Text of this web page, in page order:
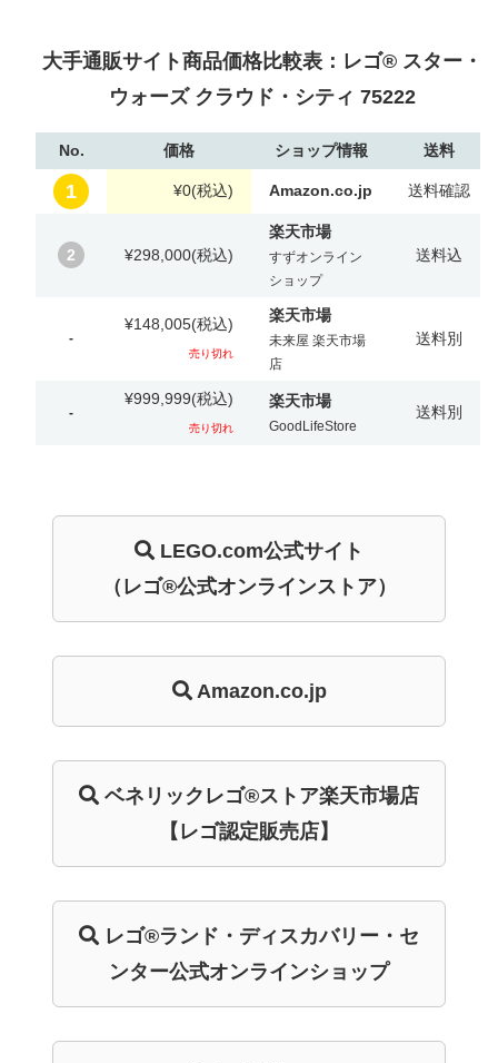
大手通販サイト商品価格比較表：レゴ® スター・
ウォーズ クラウド・シティ 75222
No. 価格 ショップ情報 送料
1 ¥0(税込) Amazon.co.jp 送料確認
2 ¥298,000(税込)
楽天市場
すずオンライン
ショップ
送料込
-
¥148,005(税込)
売り切れ
楽天市場
未来屋 楽天市場
店
送料別
-
¥999,999(税込)
売り切れ
楽天市場
GoodLifeStore
送料別
LEGO.com公式サイト
（レゴ®公式オンラインストア）
Amazon.co.jp
ベネリック レゴ®ストア楽天市場店
【レゴ認定販売店】
レゴ®ランド・ ディスカバリー・ セ
ンター公式オンラインショップ